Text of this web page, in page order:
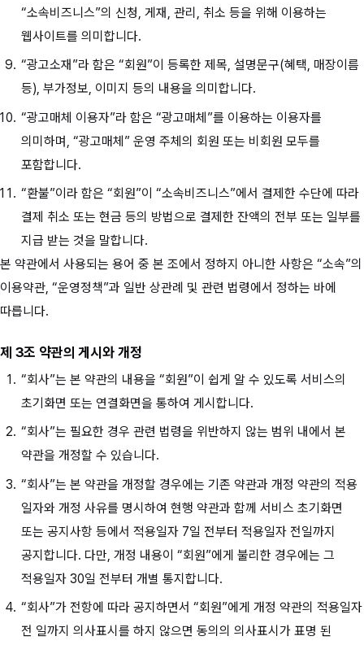
“소속비즈니스”의 신청, 게재, 관리, 취소 등을 위해 이용하는
웹사이트를 의미합니다.
“광고소재”라 함은 “회원”이 등록한 제목, 설명문구(혜택, 매장이름
등), 부가정보, 이미지 등의 내용을 의미합니다.
“광고매체 이용자”라 함은 “광고매체”를 이용하는 이용자를
의미하며, “광고매체” 운영 주체의 회원 또는 비회원 모두를
포함합니다.
“환불”이라 함은 “회원”이 “소속비즈니스”에서 결제한 수단에 따라
결제 취소 또는 현금 등의 방법으로 결제한 잔액의 전부 또는 일부를
지급 받는 것을 말합니다.
본 약관에서 사용되는 용어 중 본 조에서 정하지 아니한 사항은 “소속”의
이용약관, “운영정책”과 일반 상관례 및 관련 법령에서 정하는 바에
따릅니다.
제 3조 약관의 게시와 개정
“회사”는 본 약관의 내용을 “회원”이 쉽게 알 수 있도록 서비스의
초기화면 또는 연결화면을 통하여 게시합니다.
“회사”는 필요한 경우 관련 법령을 위반하지 않는 범위 내에서 본
약관을 개정할 수 있습니다.
“회사”는 본 약관을 개정할 경우에는 기존 약관과 개정 약관의 적용
일자와 개정 사유를 명시하여 현행 약관과 함께 서비스 초기화면
또는 공지사항 등에서 적용일자 7일 전부터 적용일자 전일까지
공지합니다. 다만, 개정 내용이 “회원”에게 불리한 경우에는 그
적용일자 30일 전부터 개별 통지합니다.
“회사”가 전항에 따라 공지하면서 “회원”에게 개정 약관의 적용일자
전 일까지 의사표시를 하지 않으면 동의의 의사표시가 표명 된